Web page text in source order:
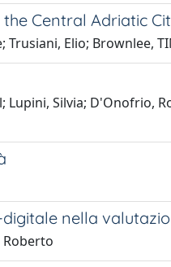
Central Adriatic
Elio; Brownlee,
Silvia; D'Onofrio,
nella
Roberto